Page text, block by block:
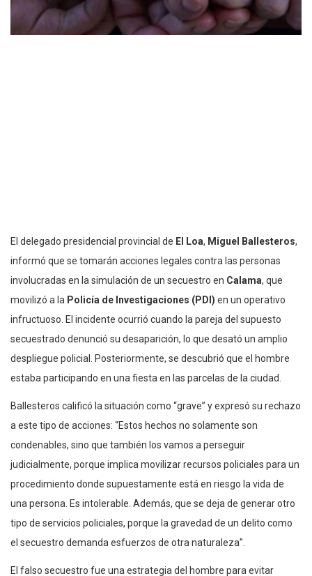
El delegado presidencial provincial de El Loa, Miguel Ballesteros,
informó que se tomarán acciones legales contra las personas
involucradas en la simulación de un secuestro en Calama, que
movilizó a la Policía de Investigaciones (PDI) en un operativo
infructuoso. El incidente ocurrió cuando la pareja del supuesto
secuestrado denunció su desaparición, lo que desató un amplio
despliegue policial. Posteriormente, se descubrió que el hombre
estaba participando en una fiesta en las parcelas de la ciudad.
Ballesteros calificó la situación como “grave” y expresó su rechazo
a este tipo de acciones: “Estos hechos no solamente son
condenables, sino que también los vamos a perseguir
judicialmente, porque implica movilizar recursos policiales para un
procedimiento donde supuestamente está en riesgo la vida de
una persona. Es intolerable. Además, que se deja de generar otro
tipo de servicios policiales, porque la gravedad de un delito como
el secuestro demanda esfuerzos de otra naturaleza”.
El falso secuestro fue una estrategia del hombre para evitar